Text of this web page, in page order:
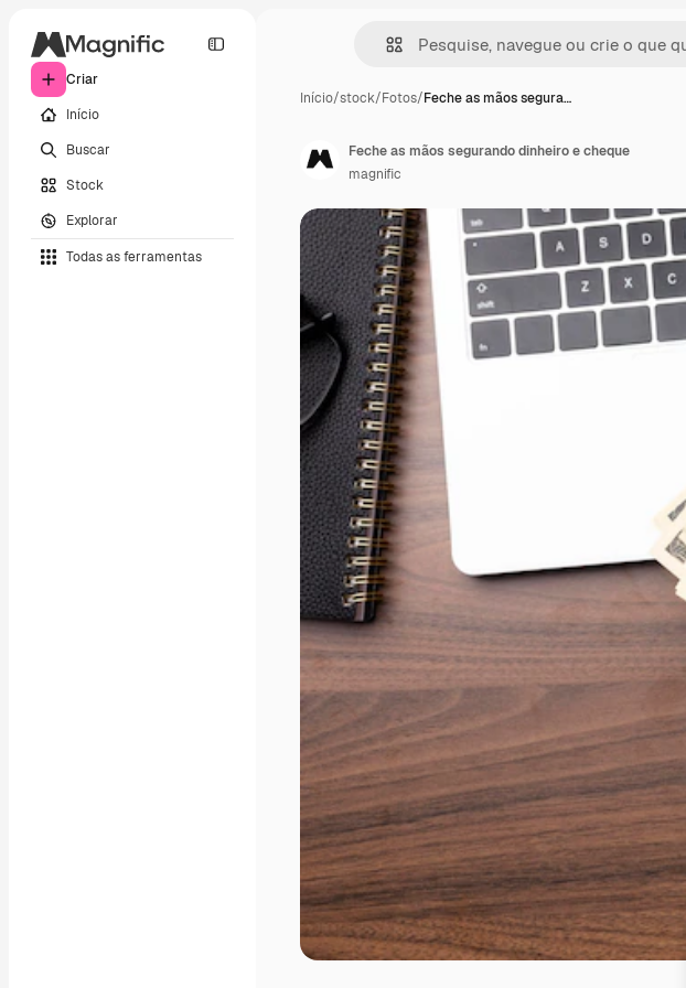
Criar
Início
Buscar
Stock
Explorar
Todas as ferramentas
Início/stock/Fotos/Feche as mãos segura…
Feche as mãos segurando dinheiro e cheque
magnific